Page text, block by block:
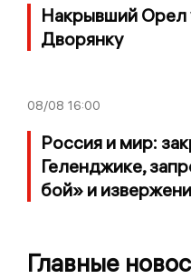
Накрывший Орел
Дворянку
08/08 16:00
Россия и мир:
Геленджике,
бой» и
Главные